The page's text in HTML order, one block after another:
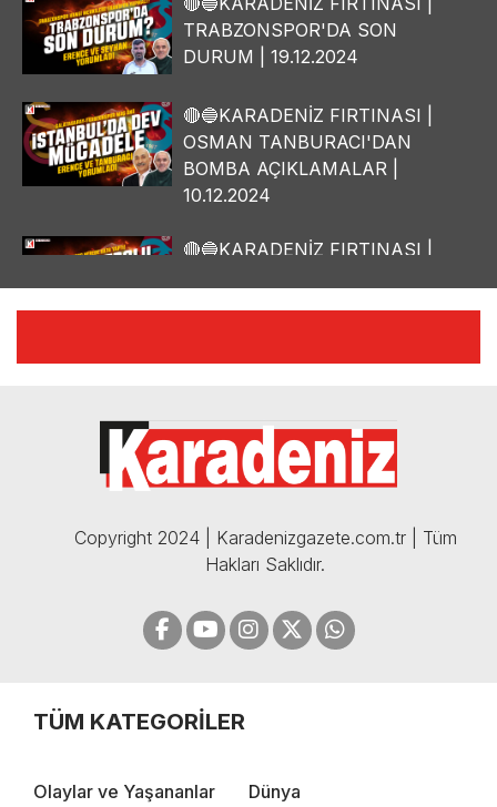
TRABZONSPOR'DA SON
DURUM | 19.12.2024
🔴🔵KARADENİZ FIRTINASI |
OSMAN TANBURACI'DAN
BOMBA AÇIKLAMALAR |
10.12.2024
🔴🔵KARADENİZ FIRTINASI |
🔴🔵KARADENİZ FIRTINASI |
05.12.2024
Copyright 2024 | Karadenizgazete.com.tr | Tüm
Hakları Saklıdır.
TÜM KATEGORİLER
Olaylar ve Yaşananlar Dünya